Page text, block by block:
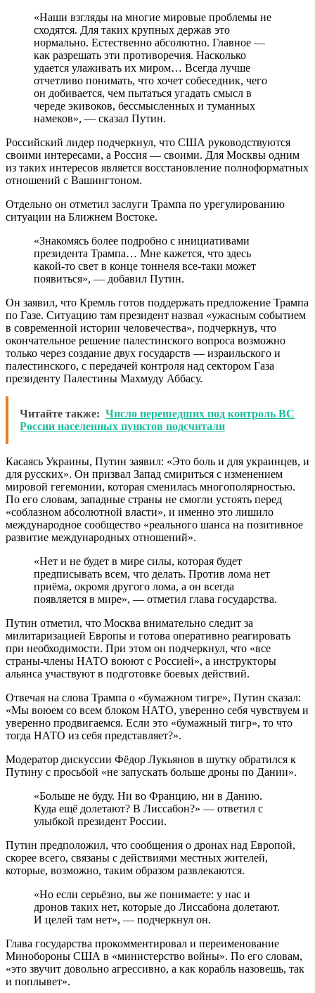
«Наши взгляды на многие мировые проблемы не
сходятся. Для таких крупных держав это
нормально. Естественно абсолютно. Главное —
как разрешать эти противоречия. Насколько
удается улаживать их миром… Всегда лучше
отчетливо понимать, что хочет собеседник, чего
он добивается, чем пытаться угадать смысл в
череде экивоков, бессмысленных и туманных
намеков», — сказал Путин.
Российский лидер подчеркнул, что США руководствуются
своими интересами, а Россия — своими. Для Москвы одним
из таких интересов является восстановление полноформатных
отношений с Вашингтоном.
Отдельно он отметил заслуги Трампа по урегулированию
ситуации на Ближнем Востоке.
«Знакомясь более подробно с инициативами
президента Трампа… Мне кажется, что здесь
какой-то свет в конце тоннеля все-таки может
появиться», — добавил Путин.
Он заявил, что Кремль готов поддержать предложение Трампа
по Газе. Ситуацию там президент назвал «ужасным событием
в современной истории человечества», подчеркнув, что
окончательное решение палестинского вопроса возможно
только через создание двух государств — израильского и
палестинского, с передачей контроля над сектором Газа
президенту Палестины Махмуду Аббасу.
Читайте также: Число перешедших под контроль ВС
России населенных пунктов подсчитали
Касаясь Украины, Путин заявил: «Это боль и для украинцев, и
для русских». Он призвал Запад смириться с изменением
мировой гегемонии, которая сменилась многополярностью.
По его словам, западные страны не смогли устоять перед
«соблазном абсолютной власти», и именно это лишило
международное сообщество «реального шанса на позитивное
развитие международных отношений».
«Нет и не будет в мире силы, которая будет
предписывать всем, что делать. Против лома нет
приёма, окромя другого лома, а он всегда
появляется в мире», — отметил глава государства.
Путин отметил, что Москва внимательно следит за
милитаризацией Европы и готова оперативно реагировать
при необходимости. При этом он подчеркнул, что «все
страны-члены НАТО воюют с Россией», а инструкторы
альянса участвуют в подготовке боевых действий.
Отвечая на слова Трампа о «бумажном тигре», Путин сказал:
«Мы воюем со всем блоком НАТО, уверенно себя чувствуем и
уверенно продвигаемся. Если это «бумажный тигр», то что
тогда НАТО из себя представляет?».
Модератор дискуссии Фёдор Лукьянов в шутку обратился к
Путину с просьбой «не запускать больше дроны по Дании».
«Больше не буду. Ни во Францию, ни в Данию.
Куда ещё долетают? В Лиссабон?» — ответил с
улыбкой президент России.
Путин предположил, что сообщения о дронах над Европой,
скорее всего, связаны с действиями местных жителей,
которые, возможно, таким образом развлекаются.
«Но если серьёзно, вы же понимаете: у нас и
дронов таких нет, которые до Лиссабона долетают.
И целей там нет», — подчеркнул он.
Глава государства прокомментировал и переименование
Минобороны США в «министерство войны». По его словам,
«это звучит довольно агрессивно, а как корабль назовешь, так
и поплывет».